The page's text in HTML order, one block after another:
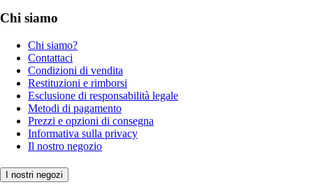
Chi siamo
Chi siamo?
Contattaci
Condizioni di vendita
Restituzioni e rimborsi
Esclusione di responsabilità legale
Metodi di pagamento
Prezzi e opzioni di consegna
Informativa sulla privacy
Il nostro negozio
I nostri negozi